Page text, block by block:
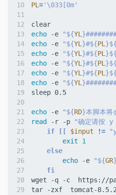
10
11
14
16
17
18
19
20
21
24
26
27
28
29
PL='\033[0m'
echo -e "${YL}
echo -e "${YL}#${PL}${
echo -e "${YL}#${PL}${
echo -e "${YL}#${PL}${
echo -e "${YL}#${PL}${
echo -e "${YL}
echo -e "${RD}本脚本
read
-r -p
"确定请按 y
if
[[ $input !=
exit
1
else
echo -e "${GR}
fi